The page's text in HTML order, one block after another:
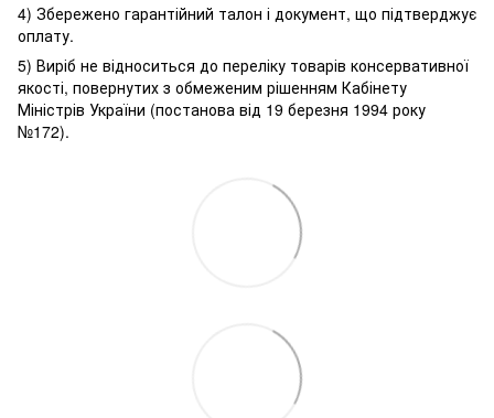
4) Збережено гарантійний талон і документ, що підтверджує
оплату.
5) Виріб не відноситься до переліку товарів консервативної
якості, повернутих з обмеженим рішенням Кабінету
Міністрів України (постанова від 19 березня 1994 року
№172).